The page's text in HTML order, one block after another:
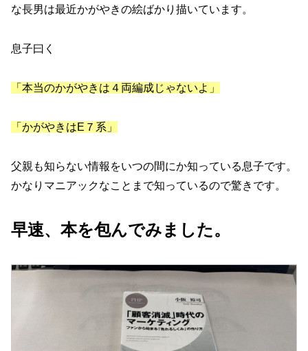
な長男は最近かがやきの絵ばかり描いています。
息子曰く
「本当のかがやきは４両編成じゃないよ」
「かがやきはE７系」
父親も知らない情報をいつの間にか知っている息子です。
かなりマニアックなことまで知っているので驚きです。
早速、本を包んでみました。